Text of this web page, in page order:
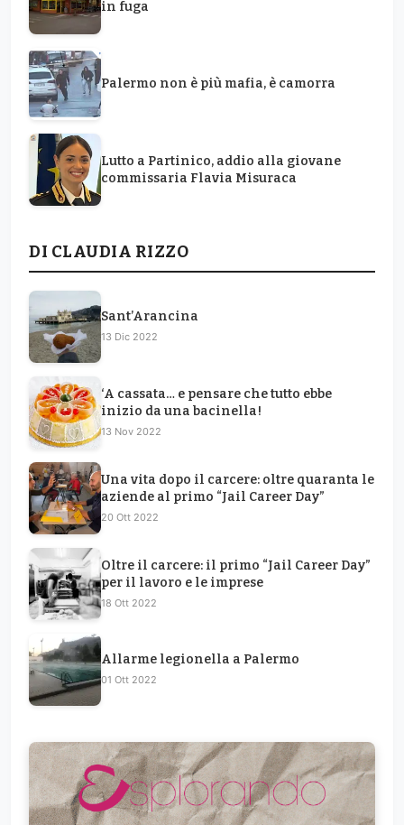
in fuga
Palermo non è più mafia, è camorra
Lutto a Partinico, addio alla giovane
commissaria Flavia Misuraca
DI CLAUDIA RIZZO
Sant’Arancina
13 Dic 2022
‘A cassata… e pensare che tutto ebbe
inizio da una bacinella!
13 Nov 2022
Una vita dopo il carcere: oltre quaranta le
aziende al primo “Jail Career Day”
20 Ott 2022
Oltre il carcere: il primo “Jail Career Day”
per il lavoro e le imprese
18 Ott 2022
Allarme legionella a Palermo
01 Ott 2022